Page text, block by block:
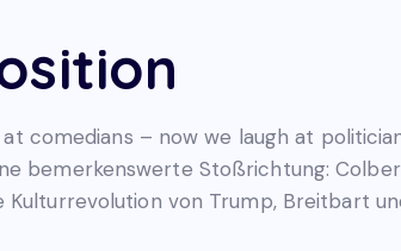
comedians – now we laugh at
bemerkenswerte Stoßrichtung:
Kulturrevolution von Trump, Breitbart